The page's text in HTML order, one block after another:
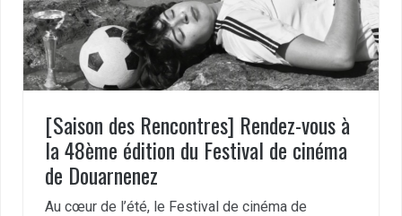
[Saison des Rencontres] Rendez-vous à
la 48ème édition du Festival de cinéma
de Douarnenez
Au cœur de l’été, le Festival de cinéma de